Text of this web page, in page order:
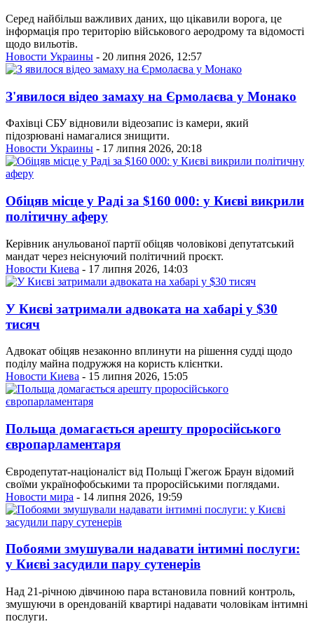
Серед найбільш важливих даних, що цікавили ворога, це
інформація про територію військового аеродрому та відомості
щодо вильотів.
Новости Украины - 20 липня 2026, 12:57
З'явилося відео замаху на Єрмолаєва у Монако
Фахівці СБУ відновили відеозапис із камери, який
підозрювані намагалися знищити.
Новости Украины - 17 липня 2026, 20:18
Обіцяв місце у Раді за $160 000: у Києві викрили
політичну аферу
Керівник анульованої партії обіцяв чоловікові депутатський
мандат через неіснуючий політичний проєкт.
Новости Киева - 17 липня 2026, 14:03
У Києві затримали адвоката на хабарі у $30
тисяч
Адвокат обіцяв незаконно вплинути на рішення судді щодо
поділу майна подружжя на користь клієнтки.
Новости Киева - 15 липня 2026, 15:05
Польща домагається арешту проросійського
європарламентаря
Євродепутат-націоналіст від Польщі Гжегож Браун відомий
своїми українофобськими та проросійськими поглядами.
Новости мира - 14 липня 2026, 19:59
Побоями змушували надавати інтимні послуги:
у Києві засудили пару сутенерів
Над 21-річною дівчиною пара встановила повний контроль,
змушуючи в орендованій квартирі надавати чоловікам інтимні
послуги.